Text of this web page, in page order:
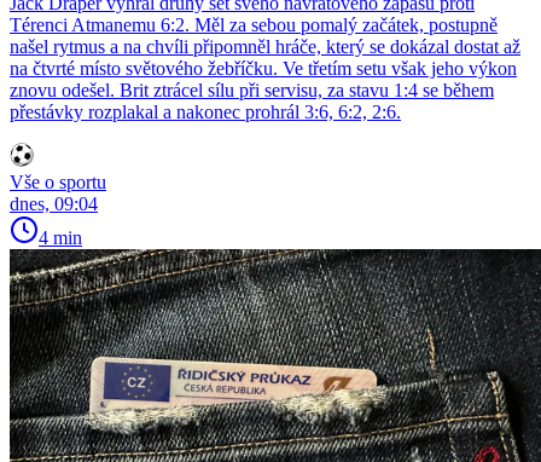
Térenci Atmanemu 6:2. Měl za sebou pomalý začátek, postupně
našel rytmus a na chvíli připomněl hráče, který se dokázal dostat až
na čtvrté místo světového žebříčku. Ve třetím setu však jeho výkon
znovu odešel. Brit ztrácel sílu při servisu, za stavu 1:4 se během
přestávky rozplakal a nakonec prohrál 3:6, 6:2, 2:6.
Vše o sportu
dnes, 09:04
4 min